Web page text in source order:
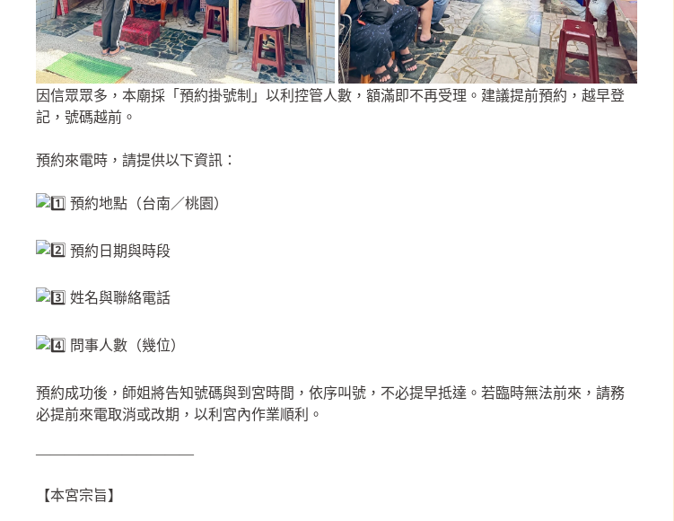
因信眾眾多，本廟採「預約掛號制」以利控管人數，額滿即不再受理。建議提前預約，越早登
記，號碼越前。
預約來電時，請提供以下資訊：
預約地點（台南／桃園）
預約日期與時段
姓名與聯絡電話
問事人數（幾位）
預約成功後，師姐將告知號碼與到宮時間，依序叫號，不必提早抵達。若臨時無法前來，請務
必提前來電取消或改期，以利宮內作業順利。
———————————
【本宮宗旨】